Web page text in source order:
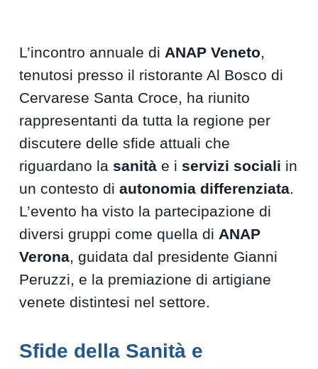
L’incontro annuale di ANAP Veneto,
tenutosi presso il ristorante Al Bosco di
Cervarese Santa Croce, ha riunito
rappresentanti da tutta la regione per
discutere delle sfide attuali che
riguardano la sanità e i servizi sociali in
un contesto diautonomia differenziata.
L’evento ha visto la partecipazione di
diversi gruppi come quella di ANAP
Verona, guidata dal presidente Gianni
Peruzzi, e la premiazione di artigiane
venete distintesi nel settore.
Sfide della Sanità e